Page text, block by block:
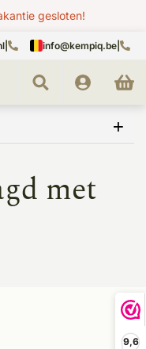
9,6
gesloten!
info@kempiq.be
met